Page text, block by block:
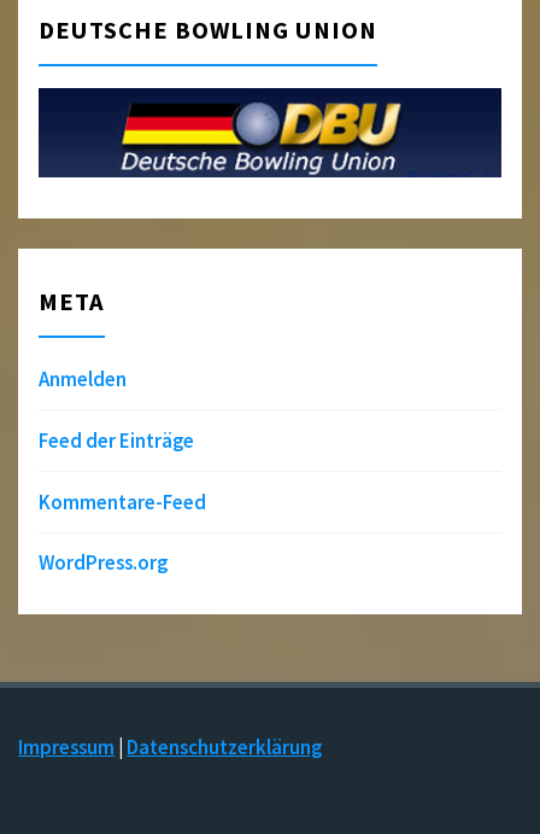
DEUTSCHE BOWLING UNION
META
Anmelden
Feed der Einträge
Kommentare-Feed
WordPress.org
Impressum Datenschutzerklärung